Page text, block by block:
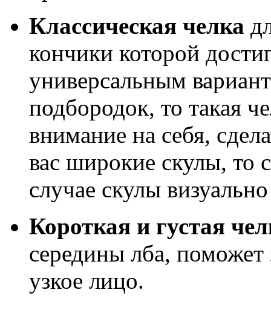
Классическая челка
кончики которой
универсальным
подбородок, то такая
внимание на себя,
вас широкие скулы, то
случае скулы визуально
Короткая и густая
середины лба, поможет
узкое лицо.